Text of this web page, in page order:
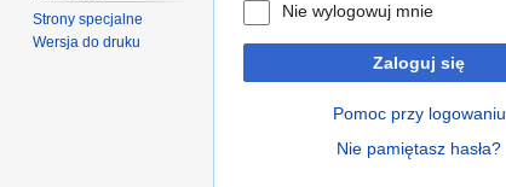
Nie wylogowuj mnie
Zaloguj się
Pomoc przy logowaniu
Nie pamiętasz hasła?
Strony specjalne
Wersja do druku